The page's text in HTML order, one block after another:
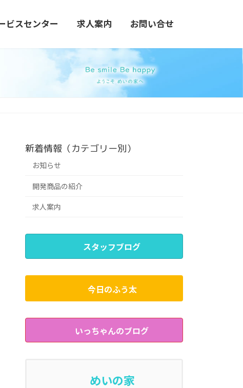
ビスセンター 求人案内 お問い合せ
新着情報（カテゴリー別）
お知らせ
開発商品の紹介
求人案内
スタッフブログ
今日のふう太
いっちゃんのブログ
めいの家